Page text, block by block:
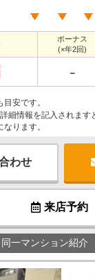
ボーナス
(×年2回)
－
安です。
細情報を記入されます
ります。
わせ
来店予約
一マンション紹介